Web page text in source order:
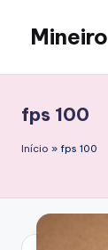
content
Autocuidado
e
Resenhas
fps 100
Início » fps 100